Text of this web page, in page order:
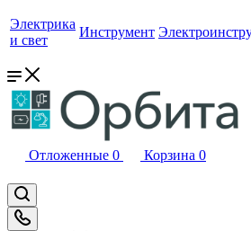
Электрика
и свет
Инструмент
Отложенные 0 Корзина 0